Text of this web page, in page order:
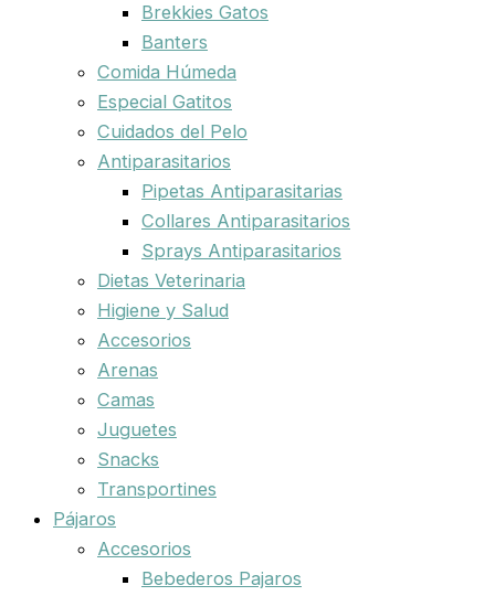
Brekkies Gatos
Banters
Comida Húmeda
Especial Gatitos
Cuidados del Pelo
Antiparasitarios
Pipetas Antiparasitarias
Collares Antiparasitarios
Sprays Antiparasitarios
Dietas Veterinaria
Higiene y Salud
Accesorios
Arenas
Camas
Juguetes
Snacks
Transportines
Pájaros
Accesorios
Bebederos Pajaros